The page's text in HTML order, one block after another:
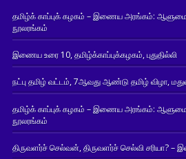
தமிழ்க் காப்புக் கழகம் – இணைய அரங்கம்:
நூலரங்கம்
இணைய உரை 10, தமிழ்க்காப்புக்கழகம், புதுதில்லி
நட்பு தமிழ் வட்டம், 7ஆவது ஆண்டு தமிழ் விழா,
தமிழ்க் காப்புக் கழகம் – இணைய அரங்கம்:
நூலரங்கம்
திருவளர்ச் செல்வன், திருவளர்ச் செல்வி சரியா? –